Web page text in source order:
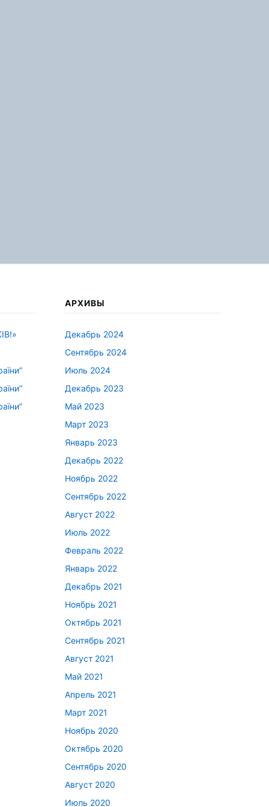
АРХИВЫ
Декабрь 2024
Сентябрь 2024
Июль 2024
Декабрь 2023
Май 2023
Март 2023
Январь 2023
Декабрь 2022
Ноябрь 2022
Сентябрь 2022
Август 2022
Июль 2022
Февраль 2022
Январь 2022
Декабрь 2021
Ноябрь 2021
Октябрь 2021
Сентябрь 2021
Август 2021
Май 2021
Апрель 2021
Март 2021
Ноябрь 2020
Октябрь 2020
Сентябрь 2020
Август 2020
Июль 2020